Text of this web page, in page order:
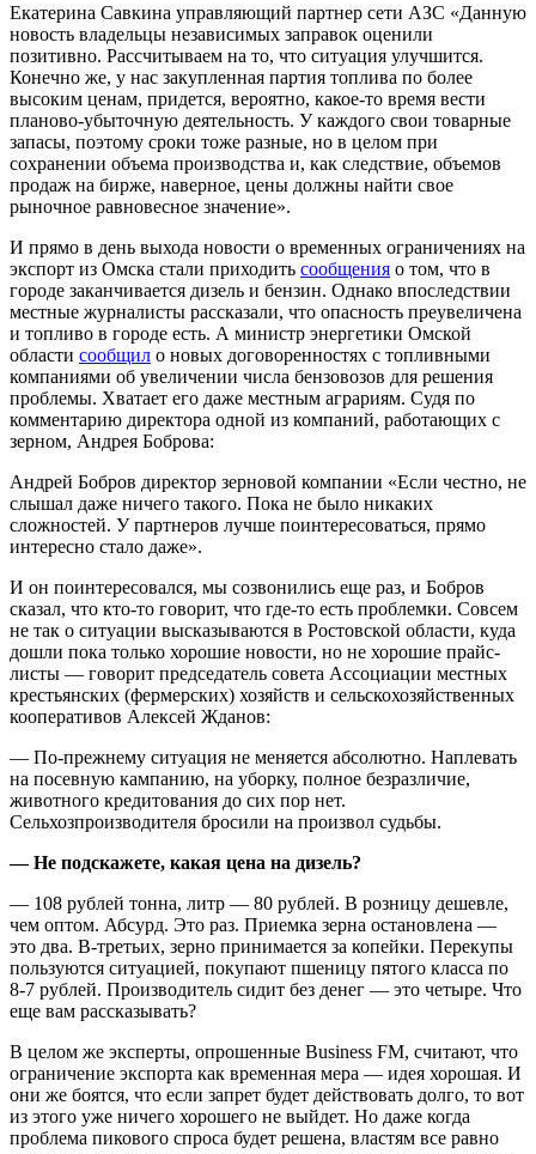
Екатерина Савкина управляющий партнер сети АЗС «Данную
новость владельцы независимых заправок оценили
позитивно. Рассчитываем на то, что ситуация улучшится.
Конечно же, у нас закупленная партия топлива по более
высоким ценам, придется, вероятно, какое-то время вести
планово-убыточную деятельность. У каждого свои товарные
запасы, поэтому сроки тоже разные, но в целом при
сохранении объема производства и, как следствие, объемов
продаж на бирже, наверное, цены должны найти свое
рыночное равновесное значение».
И прямо в день выхода новости о временных ограничениях на
экспорт из Омска стали приходить сообщения о том, что в
городе заканчивается дизель и бензин. Однако впоследствии
местные журналисты рассказали, что опасность преувеличена
и топливо в городе есть. А министр энергетики Омской
области сообщил о новых договоренностях с топливными
компаниями об увеличении числа бензовозов для решения
проблемы. Хватает его даже местным аграриям. Судя по
комментарию директора одной из компаний, работающих с
зерном, Андрея Боброва:
Андрей Бобров директор зерновой компании «Если честно, не
слышал даже ничего такого. Пока не было никаких
сложностей. У партнеров лучше поинтересоваться, прямо
интересно стало даже».
И он поинтересовался, мы созвонились еще раз, и Бобров
сказал, что кто-то говорит, что где-то есть проблемки. Совсем
не так о ситуации высказываются в Ростовской области, куда
дошли пока только хорошие новости, но не хорошие прайс-
листы — говорит председатель совета Ассоциации местных
крестьянских (фермерских) хозяйств и сельскохозяйственных
кооперативов Алексей Жданов:
— По-прежнему ситуация не меняется абсолютно. Наплевать
на посевную кампанию, на уборку, полное безразличие,
животного кредитования до сих пор нет.
Сельхозпроизводителя бросили на произвол судьбы.
— Не подскажете, какая цена на дизель?
— 108 рублей тонна, литр — 80 рублей. В розницу дешевле,
чем оптом. Абсурд. Это раз. Приемка зерна остановлена —
это два. В-третьих, зерно принимается за копейки. Перекупы
пользуются ситуацией, покупают пшеницу пятого класса по
8-7 рублей. Производитель сидит без денег — это четыре. Что
еще вам рассказывать?
В целом же эксперты, опрошенные Business FM, считают, что
ограничение экспорта как временная мера — идея хорошая. И
они же боятся, что если запрет будет действовать долго, то вот
из этого уже ничего хорошего не выйдет. Но даже когда
проблема пикового спроса будет решена, властям все равно